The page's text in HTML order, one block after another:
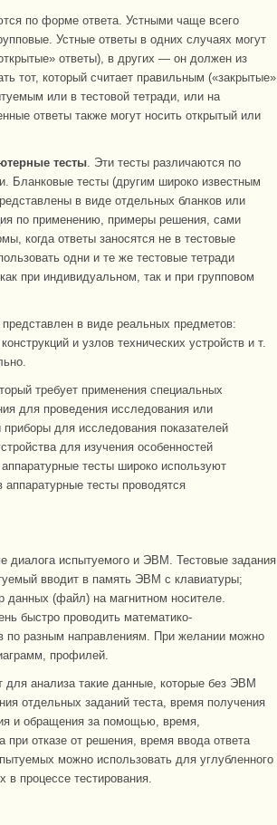
по форме ответа. Устными чаще всего
Устные ответы в одних случаях могут
ответы), в других — он должен из
тот, который считает правильным («закрытые»
или в тестовой тетради, или на
ответы также могут носить открытый или
тесты. Эти тесты различаются по
Бланковые тесты (другим широко известным
в виде отдельных бланков или
по применению, примеры решения, сами
когда ответы заносятся не в тестовые
одни и те же тестовые тетради
при индивидуальном, так и при групповом
в виде реальных предметов:
и узлов технических устройств и т.
требует применения специальных
для проведения исследования или
для исследования показателей
для изучения особенностей
тесты широко используют
тесты проводятся
диалога испытуемого и ЭВМ. Тестовые задания
вводит в память ЭВМ с клавиатуры;
данных (файл) на магнитном носителе.
быстро проводить математико-
по разным направлениям. При желании можно
профилей.
анализа такие данные, которые без ЭВМ
отдельных заданий теста, время получения
и обращения за помощью, время,
отказе от решения, время ввода ответа
можно использовать для углубленного
в процессе тестирования.